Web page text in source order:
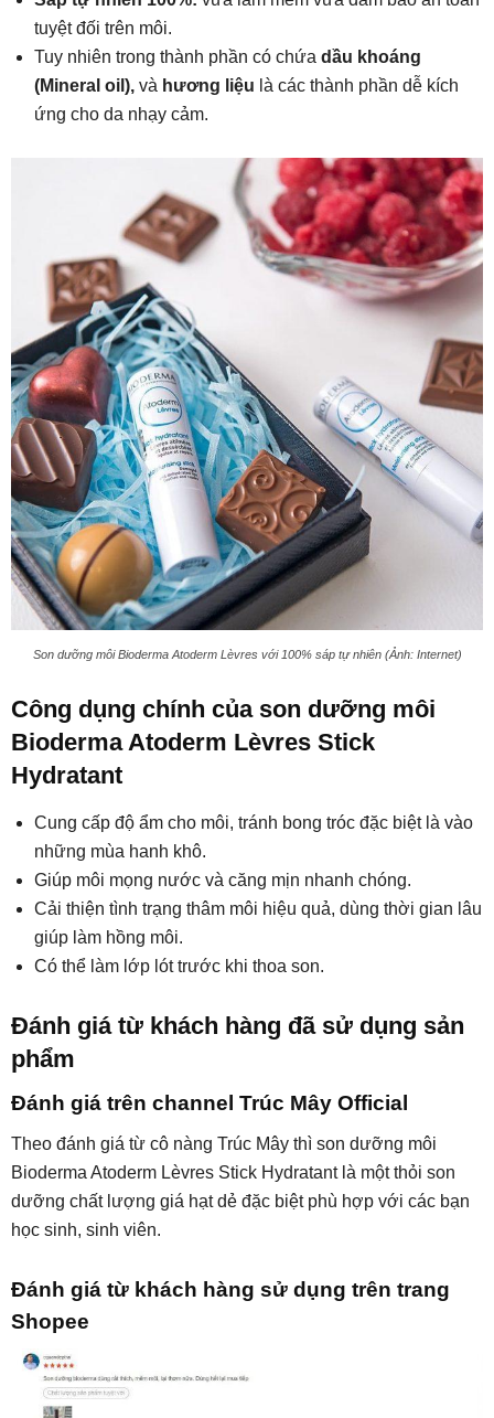
tuyệt đối trên môi.
Tuy nhiên trong thành phần có chứa dầu khoáng
(Mineral oil), và hương liệu là các thành phần dễ kích
ứng cho da nhạy cảm.
Son dưỡng môi Bioderma Atoderm Lèvres với 100% sáp tự nhiên (Ảnh: Internet)
Công dụng chính của son dưỡng môi
Bioderma Atoderm Lèvres Stick
Hydratant
Cung cấp độ ẩm cho môi, tránh bong tróc đặc biệt là vào
những mùa hanh khô.
Giúp môi mọng nước và căng mịn nhanh chóng.
Cải thiện tình trạng thâm môi hiệu quả, dùng thời gian lâu
giúp làm hồng môi.
Có thể làm lớp lót trước khi thoa son.
Đánh giá từ khách hàng đã sử dụng sản
phẩm
Đánh giá trên channel Trúc Mây Official
Theo đánh giá từ cô nàng Trúc Mây thì son dưỡng môi
Bioderma Atoderm Lèvres Stick Hydratant là một thỏi son
dưỡng chất lượng giá hạt dẻ đặc biệt phù hợp với các bạn
học sinh, sinh viên.
Đánh giá từ khách hàng sử dụng trên trang
Shopee